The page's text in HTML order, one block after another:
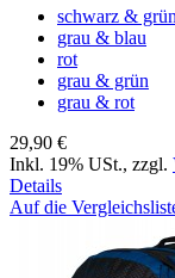
schwarz & grün
grau & blau
rot
grau & grün
grau & rot
29,90 €
Inkl. 19% USt., zzgl.
Details
Auf die